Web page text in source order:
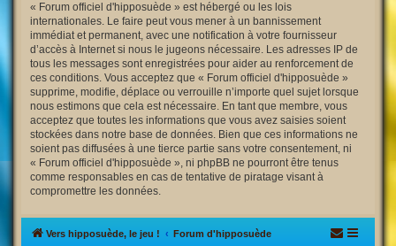
« Forum officiel d'hipposuède » est hébergé ou les lois
internationales. Le faire peut vous mener à un bannissement
immédiat et permanent, avec une notification à votre fournisseur
d’accès à Internet si nous le jugeons nécessaire. Les adresses IP de
tous les messages sont enregistrées pour aider au renforcement de
ces conditions. Vous acceptez que « Forum officiel d'hipposuède »
supprime, modifie, déplace ou verrouille n’importe quel sujet lorsque
nous estimons que cela est nécessaire. En tant que membre, vous
acceptez que toutes les informations que vous avez saisies soient
stockées dans notre base de données. Bien que ces informations ne
soient pas diffusées à une tierce partie sans votre consentement, ni
« Forum officiel d'hipposuède », ni phpBB ne pourront être tenus
comme responsables en cas de tentative de piratage visant à
compromettre les données.
Vers hipposuède, le jeu ! Forum d'hipposuède